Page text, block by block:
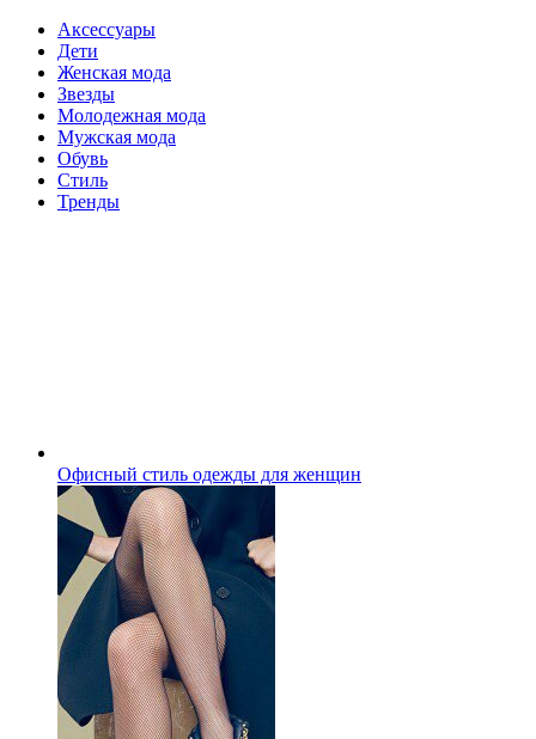
Аксессуары
Дети
Женская мода
Звезды
Молодежная мода
Мужская мода
Обувь
Стиль
Тренды
Офисный стиль одежды для женщин